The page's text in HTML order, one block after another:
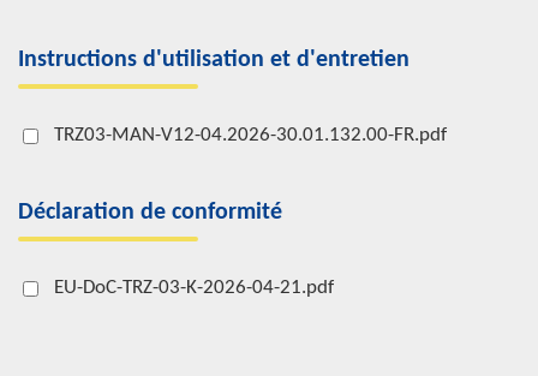
Instructions d'utilisation et d'entretien
TRZ03-MAN-V12-04.2026-30.01.132.00-FR.pdf
Déclaration de conformité
EU-DoC-TRZ-03-K-2026-04-21.pdf